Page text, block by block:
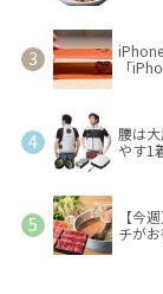
「
腰は
やす1
【今
チが